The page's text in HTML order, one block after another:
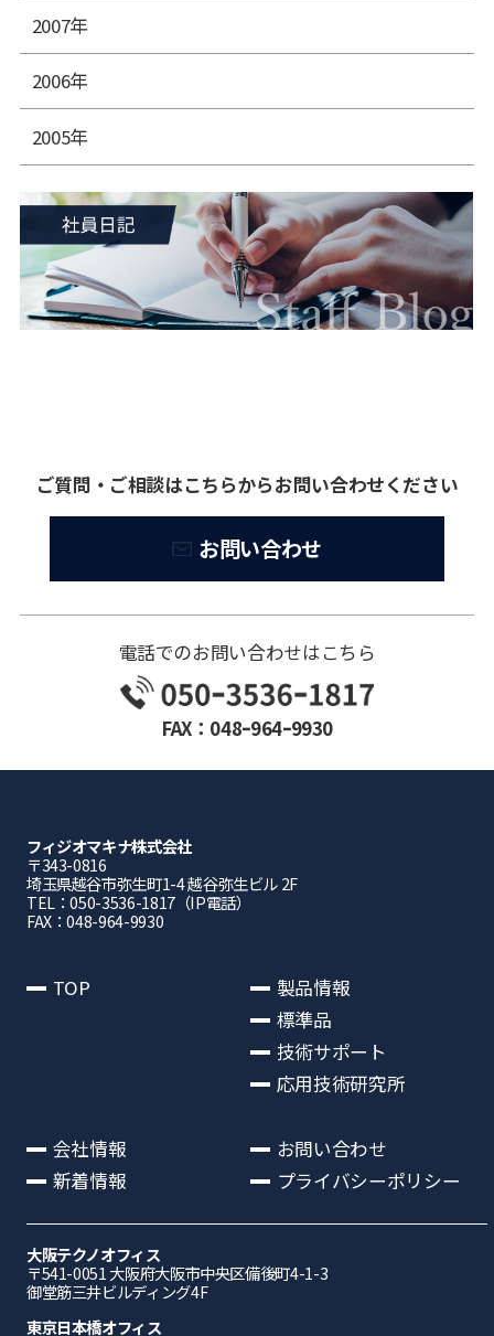
2007年
2006年
2005年
ご質問・ご相談はこちらからお問い合わせください
お問い合わせ
電話でのお問い合わせはこちら
FAX：048ｰ964ｰ9930
フィジオマキナ株式会社
〒343-0816
埼⽟県越⾕市弥⽣町1-4 越⾕弥⽣ビル 2F
TEL：050-3536-1817（IP電話）
FAX：048-964-9930
TOP
製品情報
標準品
技術サポート
応用技術研究所
会社情報
新着情報
お問い合わせ
プライバシーポリシー
大阪テクノオフィス
〒541-0051 ⼤阪府⼤阪市中央区備後町4-1-3
御堂筋三井ビルディング4F
東京日本橋オフィス